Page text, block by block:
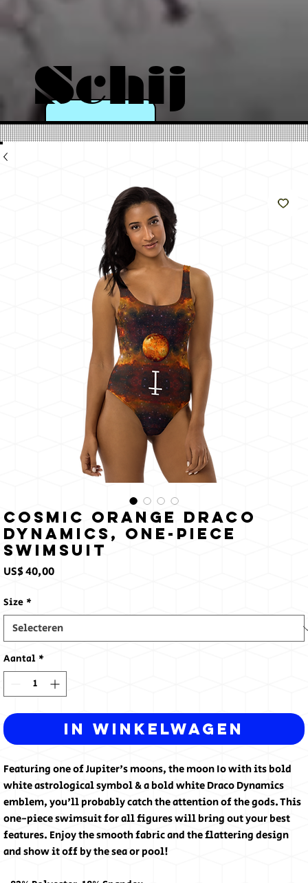
Schij
n als
de
zon
Cosmic Orange Draco
Dynamics, One-Piece
Swimsuit
US$ 40,00Prijs
Size *
Aantal *
In winkelwagen
Featuring one of Jupiter's moons, the moon Io with its bold
white astrological symbol & a bold white Draco Dynamics
emblem, you'll probably catch the attention of the gods. This
one-piece swimsuit for all figures will bring out your best
features. Enjoy the smooth fabric and the flattering design
and show it off by the sea or pool!